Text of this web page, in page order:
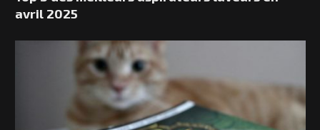
avril 2025